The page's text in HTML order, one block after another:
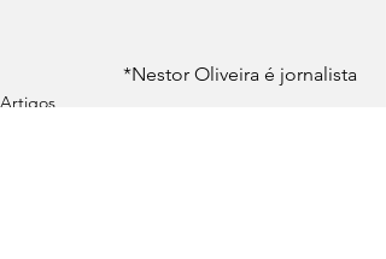
                     *Nestor Oliveira é jornalista
Artigos